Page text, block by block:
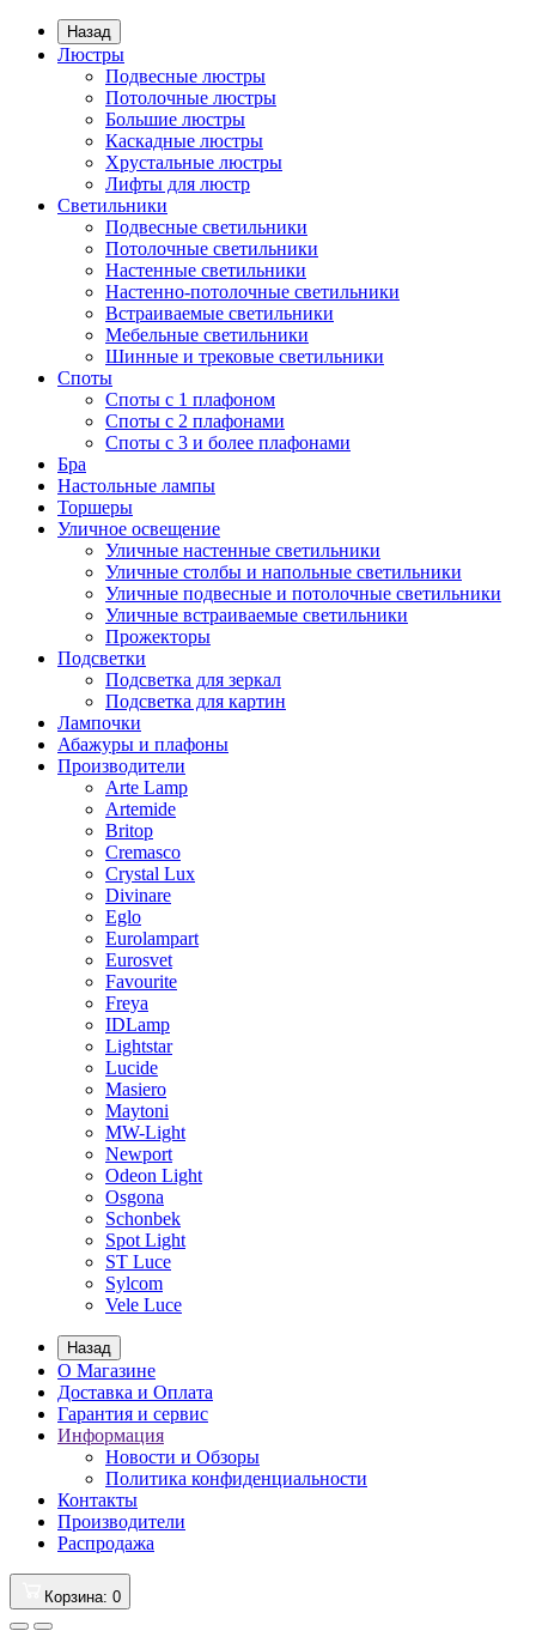
Назад
Люстры
Подвесные люстры
Потолочные люстры
Большие люстры
Каскадные люстры
Хрустальные люстры
Лифты для люстр
Светильники
Подвесные светильники
Потолочные светильники
Настенные светильники
Настенно-потолочные светильники
Встраиваемые светильники
Мебельные светильники
Шинные и трековые светильники
Споты
Споты с 1 плафоном
Споты с 2 плафонами
Споты с 3 и более плафонами
Бра
Настольные лампы
Торшеры
Уличное освещение
Уличные настенные светильники
Уличные столбы и напольные светильники
Уличные подвесные и потолочные светильники
Уличные встраиваемые светильники
Прожекторы
Подсветки
Подсветка для зеркал
Подсветка для картин
Лампочки
Абажуры и плафоны
Производители
Arte Lamp
Artemide
Britop
Cremasco
Crystal Lux
Divinare
Eglo
Eurolampart
Eurosvet
Favourite
Freya
IDLamp
Lightstar
Lucide
Masiero
Maytoni
MW-Light
Newport
Odeon Light
Osgona
Schonbek
Spot Light
ST Luce
Sylcom
Vele Luce
Назад
О Магазине
Доставка и Оплата
Гарантия и сервис
Информация
Новости и Обзоры
Политика конфиденциальности
Контакты
Производители
Распродажа
Корзина: 0